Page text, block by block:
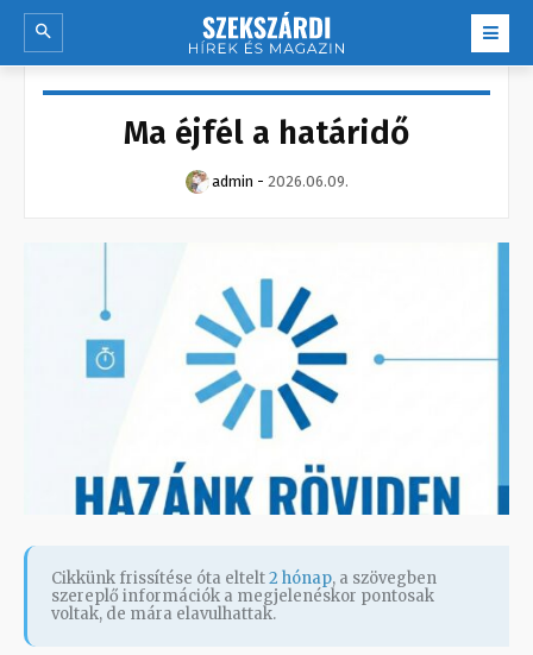
Ma éjfél a határidő
admin - 2026.06.09.
Cikkünk frissítése óta eltelt2 hónap, a szövegben
szereplő információk a megjelenéskor pontosak
voltak, de mára elavulhattak.